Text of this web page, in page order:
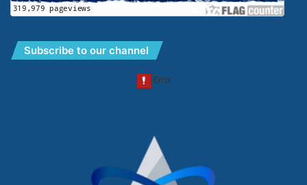
Subscribe to our channel